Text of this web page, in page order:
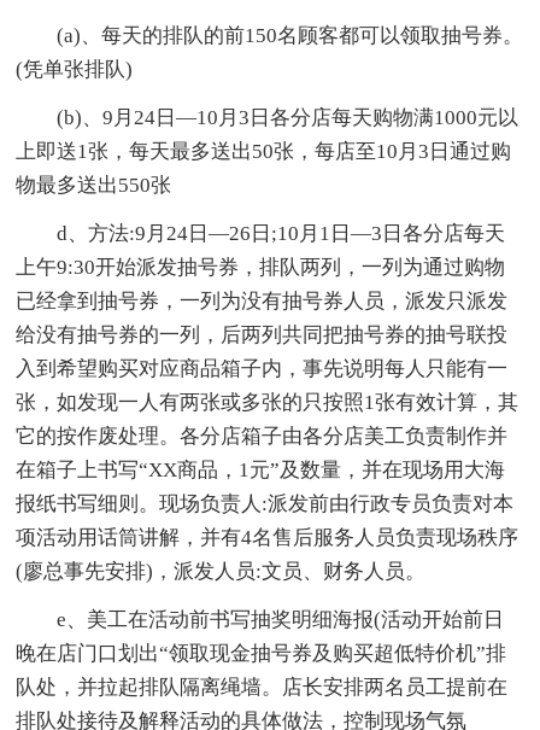
(a)、每天的排队的前150名顾客都可以领取抽号券。
(凭单张排队)
(b)、9月24日—10月3日各分店每天购物满1000元以
上即送1张，每天最多送出50张，每店至10月3日通过购
物最多送出550张
d、方法:9月24日—26日;10月1日—3日各分店每天
上午9:30开始派发抽号券，排队两列，一列为通过购物
已经拿到抽号券，一列为没有抽号券人员，派发只派发
给没有抽号券的一列，后两列共同把抽号券的抽号联投
入到希望购买对应商品箱子内，事先说明每人只能有一
张，如发现一人有两张或多张的只按照1张有效计算，其
它的按作废处理。各分店箱子由各分店美工负责制作并
在箱子上书写“XX商品，1元”及数量，并在现场用大海
报纸书写细则。现场负责人:派发前由行政专员负责对本
项活动用话筒讲解，并有4名售后服务人员负责现场秩序
(廖总事先安排)，派发人员:文员、财务人员。
e、美工在活动前书写抽奖明细海报(活动开始前日
晚在店门口划出“领取现金抽号券及购买超低特价机”排
队处，并拉起排队隔离绳墙。店长安排两名员工提前在
排队处接待及解释活动的具体做法，控制现场气氛